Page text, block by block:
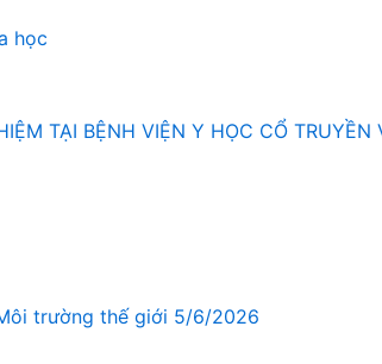
học
TẠI BỆNH VIỆN Y HỌC CỔ
trường thế giới 5/6/2026